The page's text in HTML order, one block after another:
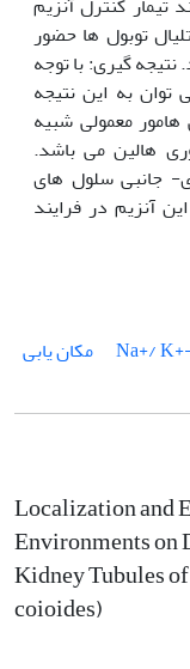
توبول ها حضور
نتیجه گیری: با توجه
به این نتیجه
معمولی شبیه
هالین می باشد.
جانبی سلول های
آنزیم در فرایند
Na+/
مکان یابی
Localization and
Environments on
Kidney Tubules
coioides)